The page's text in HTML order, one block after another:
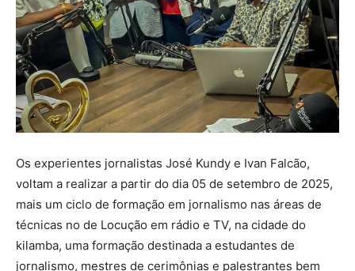
Os experientes jornalistas José Kundy e Ivan Falcão,
voltam a realizar a partir do dia 05 de setembro de 2025,
mais um ciclo de formação em jornalismo nas áreas de
técnicas no de Locução em rádio e TV, na cidade do
kilamba, uma formação destinada a estudantes de
jornalismo, mestres de cerimônias e palestrantes bem